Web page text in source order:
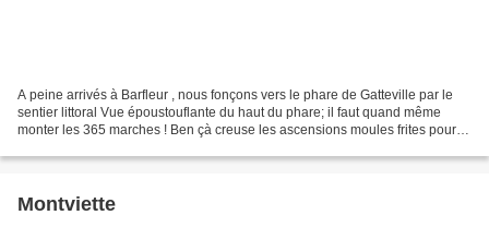
A peine arrivés à Barfleur , nous fonçons vers le phare de Gatteville par le
sentier littoral Vue époustouflante du haut du phare; il faut quand même
monter les 365 marches ! Ben çà creuse les ascensions moules frites pour
Montviette